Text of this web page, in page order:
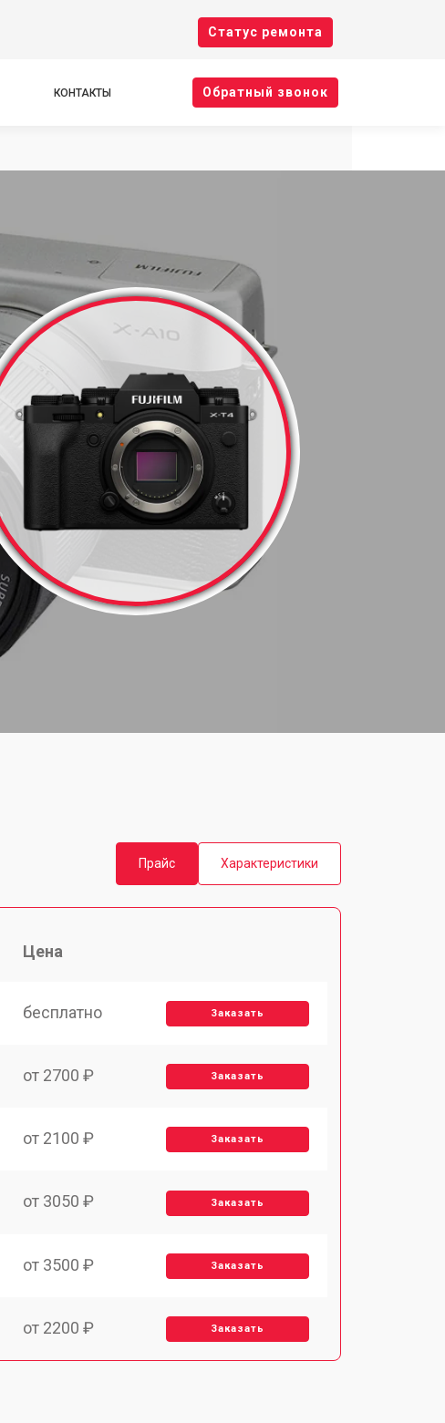
Cтатус ремонта
КОНТАКТЫ Oбратный звонок
Прайс
Характеристики
Цена
бесплатно Заказать
от 2700 ₽ Заказать
от 2100 ₽ Заказать
от 3050 ₽ Заказать
от 3500 ₽ Заказать
от 2200 ₽ Заказать